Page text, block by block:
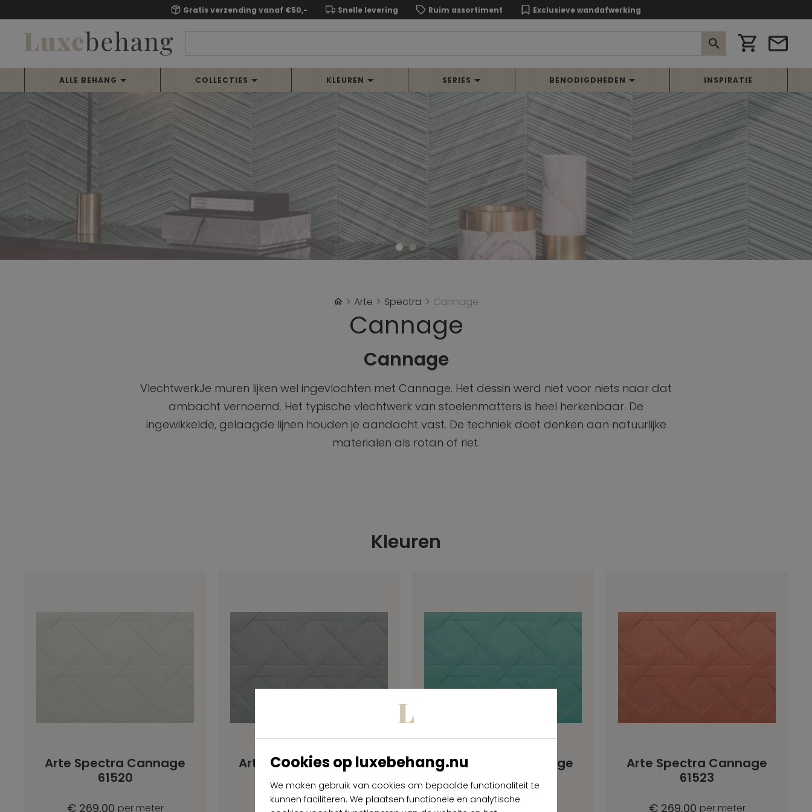
Cookies op luxebehang.nu
We maken gebruik van cookies om bepaalde functionaliteit te
kunnen faciliteren. We plaatsen functionele en analytische
Gratis verzending vanaf €50,- Snelle levering Ruim assortiment Exclusieve wandafwerking
ALLE BEHANG COLLECTIES KLEUREN SERIES BENODIGDHEDEN INSPIRATIE
Arte Spectra Cannage
Cannage
Cannage
VlechtwerkJe muren lijken wel ingevlochten met Cannage. Het dessin werd niet voor niets naar dat
ambacht vernoemd. Het typische vlechtwerk van stoelenmatters is heel herkenbaar. De
ingewikkelde, gelaagde lijnen houden je aandacht vast. De techniek doet denken aan natuurlijke
materialen als rotan of riet.
Kleuren
Arte Spectra Cannage
61520
€ 269,00 per meter
Arte Spectra Cannage
€ 269,00 per meter
Arte Spectra Cannage
€ 269,00
Arte Spectra Cannage
61523
€ 269,00 per meter